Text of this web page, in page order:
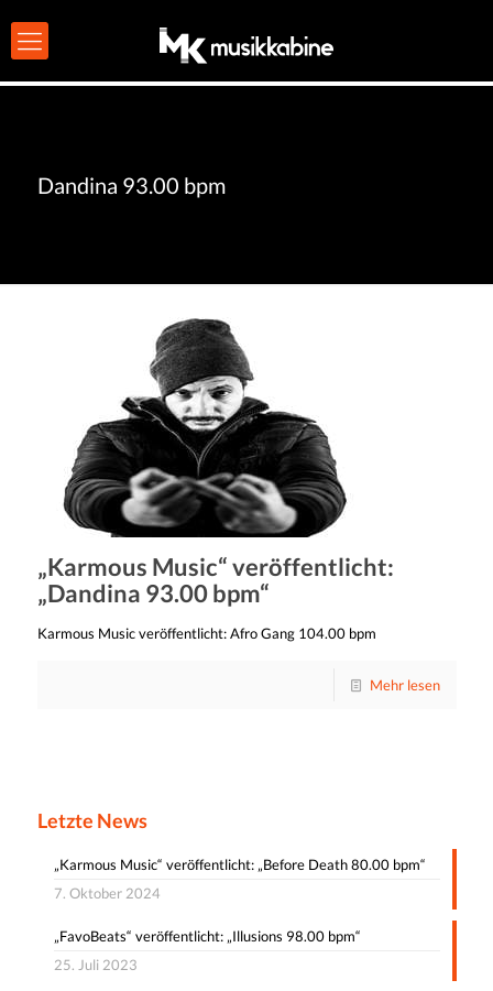
Dandina 93.00 bpm
„Karmous Music“ veröffentlicht:
„Dandina 93.00 bpm“
Karmous Music veröffentlicht: Afro Gang 104.00 bpm
Mehr lesen
Letzte News
„Karmous Music“ veröffentlicht: „Before Death 80.00 bpm“
7. Oktober 2024
„FavoBeats“ veröffentlicht: „Illusions 98.00 bpm“
25. Juli 2023